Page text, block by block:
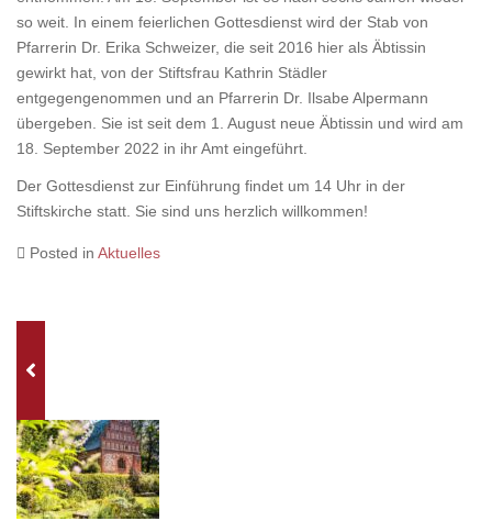
so weit. In einem feierlichen Gottesdienst wird der Stab von
Pfarrerin Dr. Erika Schweizer, die seit 2016 hier als Äbtissin
gewirkt hat, von der Stiftsfrau Kathrin Städler
entgegengenommen und an Pfarrerin Dr. Ilsabe Alpermann
übergeben. Sie ist seit dem 1. August neue Äbtissin und wird am
18. September 2022 in ihr Amt eingeführt.
Der Gottesdienst zur Einführung findet um 14 Uhr in der
Stiftskirche statt. Sie sind uns herzlich willkommen!
Posted in Aktuelles